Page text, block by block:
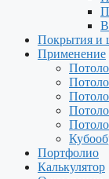
Покрытия и
Применение
Портфолио
Калькулятор